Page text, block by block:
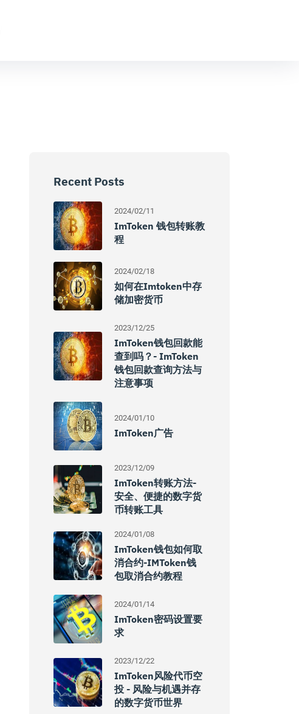
Recent Posts
2024/02/11
ImToken 钱包转账教
程
2024/02/18
如何在imtoken中存
储加密货币
2023/12/25
ImToken钱包回款能
查到吗？- ImToken
钱包回款查询方法与
注意事项
2024/01/10
ImToken广告
2023/12/09
ImToken转账方法-
安全、便捷的数字货
币转账工具
2024/01/08
ImToken钱包如何取
消合约-IMToken钱
包取消合约教程
2024/01/14
ImToken密码设置要
求
2023/12/22
ImToken风险代币空
投 - 风险与机遇并存
的数字货币世界